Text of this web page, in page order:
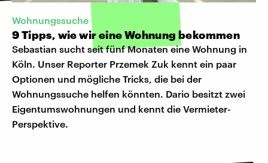
Wohnungssuche
9 Tipps, wie wir eine Wohnung bekommen
Sebastian sucht seit fünf Monaten eine Wohnung in
Köln. Unser Reporter Przemek Zuk kennt ein paar
Optionen und mögliche Tricks, die bei der
Wohnungssuche helfen könnten. Dario besitzt zwei
Eigentumswohnungen und kennt die Vermieter-
Perspektive.